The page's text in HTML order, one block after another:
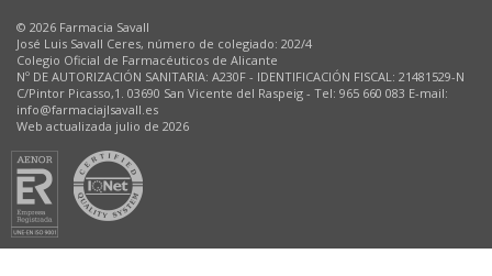
© 2026 Farmacia Savall
José Luis Savall Ceres, número de colegiado: 202/4
Colegio Oficial de Farmacéuticos de Alicante
Nº DE AUTORIZACIÓN SANITARIA: A230F - IDENTIFICACIÓN FISCAL: 21481529-N
C/Pintor Picasso,1. 03690 San Vicente del Raspeig - Tel: 965 660 083 E-mail:
info@farmaciajlsavall.es
Web actualizada julio de 2026